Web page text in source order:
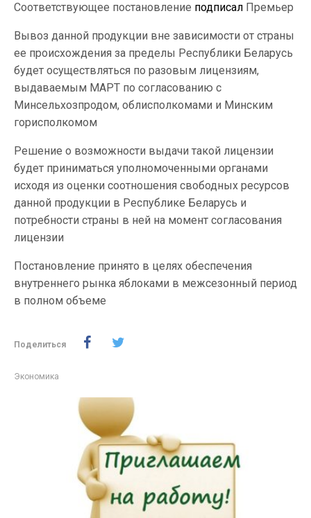
Соответствующее постановление подписал Премьер
Вывоз данной продукции вне зависимости от страны
ее происхождения за пределы Республики Беларусь
будет осуществляться по разовым лицензиям,
выдаваемым МАРТ по согласованию с
Минсельхозпродом, облисполкомами и Минским
горисполкомом
Решение о возможности выдачи такой лицензии
будет приниматься уполномоченными органами
исходя из оценки соотношения свободных ресурсов
данной продукции в Республике Беларусь и
потребности страны в ней на момент согласования
лицензии
Постановление принято в целях обеспечения
внутреннего рынка яблоками в межсезонный период
в полном объеме
Поделиться
Экономика